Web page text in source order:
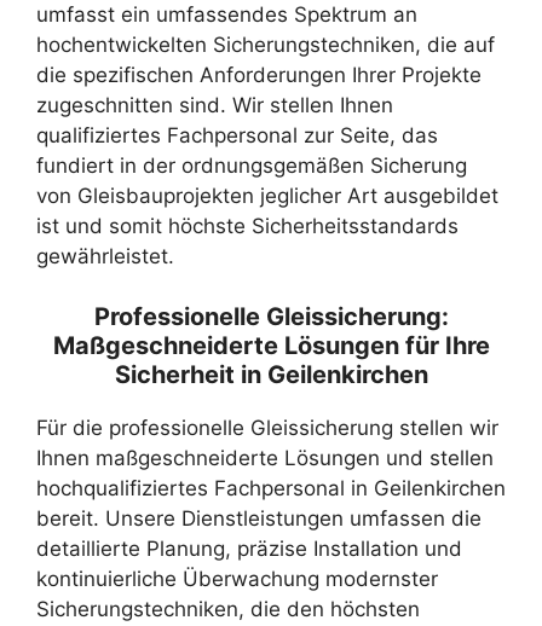
umfasst ein umfassendes Spektrum an
hochentwickelten Sicherungstechniken, die auf
die spezifischen Anforderungen Ihrer Projekte
zugeschnitten sind. Wir stellen Ihnen
qualifiziertes Fachpersonal zur Seite, das
fundiert in der ordnungsgemäßen Sicherung
von Gleisbauprojekten jeglicher Art ausgebildet
ist und somit höchste Sicherheitsstandards
gewährleistet.
Professionelle Gleissicherung:
Maßgeschneiderte Lösungen für Ihre
Sicherheit in Geilenkirchen
Für die professionelle Gleissicherung stellen wir
Ihnen maßgeschneiderte Lösungen und stellen
hochqualifiziertes Fachpersonal in Geilenkirchen
bereit. Unsere Dienstleistungen umfassen die
detaillierte Planung, präzise Installation und
kontinuierliche Überwachung modernster
Sicherungstechniken, die den höchsten